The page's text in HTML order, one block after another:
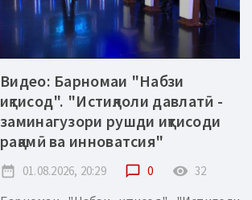
Видео: Барномаи "Набзи
иқтисод". "Истиқлоли давлатӣ -
заминагузори рушди иқтисоди
рақамӣ ва инноватсия"
date_range 01.08.2026, 20:29 chat_bubble_outline 0 remove_red_eye 32